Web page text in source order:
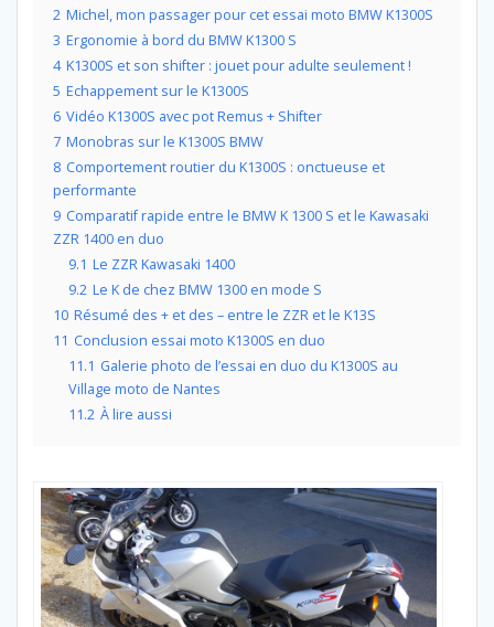
2 Michel, mon passager pour cet essai moto BMW K1300S
3 Ergonomie à bord du BMW K1300 S
4 K1300S et son shifter : jouet pour adulte seulement !
5 Echappement sur le K1300S
6 Vidéo K1300S avec pot Remus + Shifter
7 Monobras sur le K1300S BMW
8 Comportement routier du K1300S : onctueuse et
performante
9 Comparatif rapide entre le BMW K 1300 S et le Kawasaki
ZZR 1400 en duo
9.1 Le ZZR Kawasaki 1400
9.2 Le K de chez BMW 1300 en mode S
10 Résumé des + et des – entre le ZZR et le K13S
11 Conclusion essai moto K1300S en duo
11.1 Galerie photo de l’essai en duo du K1300S au
Village moto de Nantes
11.2 À lire aussi